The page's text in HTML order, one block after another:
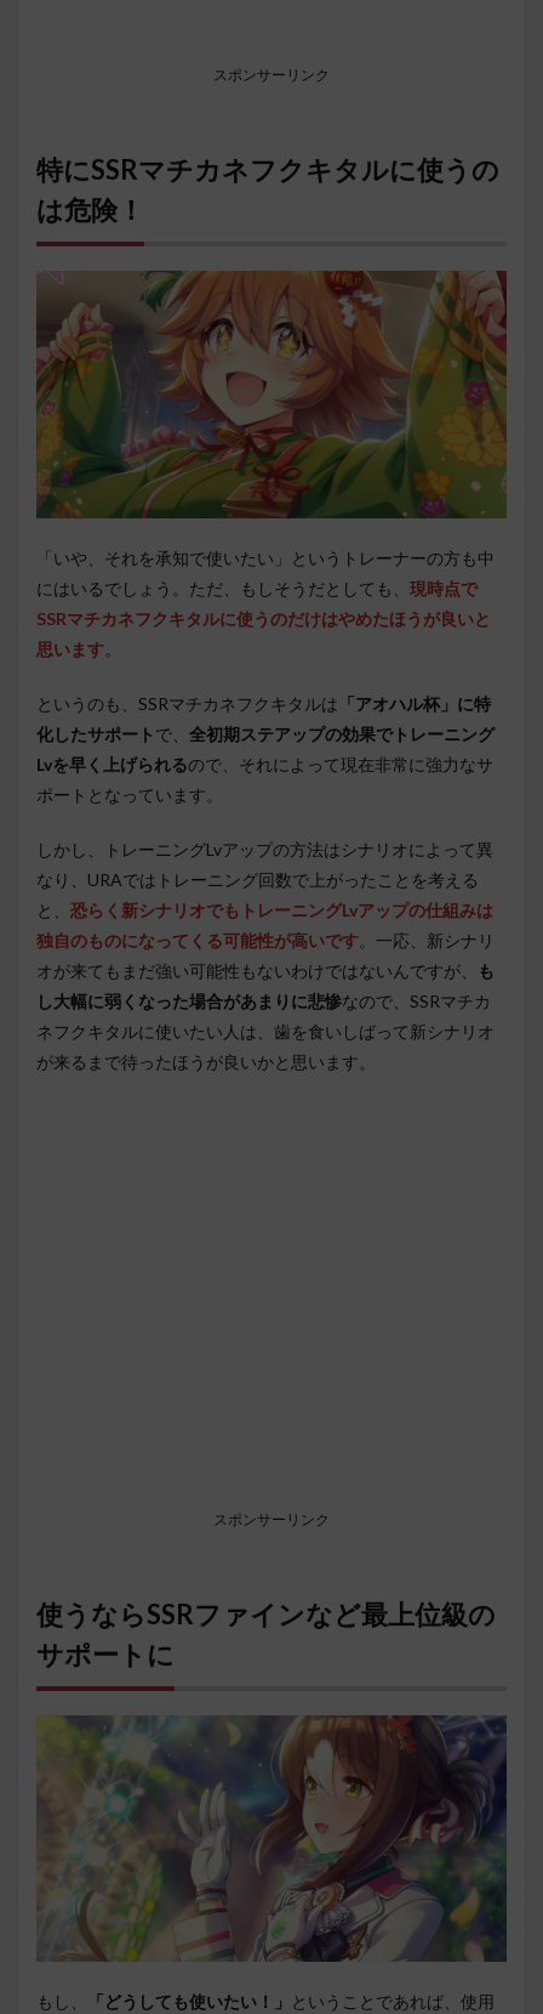
スポンサーリンク
特にSSRマチカネフクキタルに使うの
は危険！
「いや、それを承知で使いたい」というトレーナーの方も中
にはいるでしょう。ただ、もしそうだとしても、 現時点で
SSRマチカネフクキタルに使うのだけはやめたほうが良いと
思います。
というのも、SSRマチカネフクキタルは 「アオハル杯」に特
化したサポート で、 全初期ステアップの効果でトレーニング
Lvを早く上げられるので、それによって現在非常に強力なサ
ポートとなっています。
しかし、トレーニングLvアップの方法はシナリオによって異
なり、URAではトレーニング回数で上がったことを考える
と、 恐らく新シナリオでもトレーニングLvアップの仕組みは
独自のものになってくる可能性が高いです。一応、新シナリ
オが来てもまだ強い可能性もないわけではないんですが、
も
し大幅に弱くなった場合があまりに悲惨なので、SSRマチカ
ネフクキタルに使いたい人は、歯を食いしばって新シナリオ
が来るまで待ったほうが良いかと思います。
スポンサーリンク
使うならSSRファインなど最上位級の
サポートに
もし、 「どうしても使いたい！」 ということであれば、使用